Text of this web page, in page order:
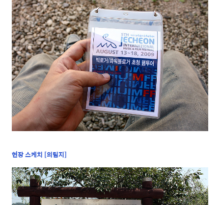
현장 스케치 [의림지]